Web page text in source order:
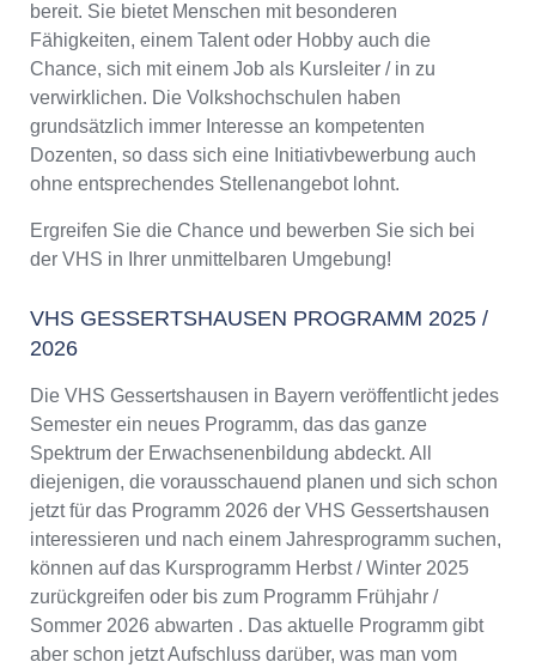
bereit. Sie bietet Menschen mit besonderen
Fähigkeiten, einem Talent oder Hobby auch die
Chance, sich mit einem Job als Kursleiter / in zu
verwirklichen. Die Volkshochschulen haben
grundsätzlich immer Interesse an kompetenten
Dozenten, so dass sich eine Initiativbewerbung auch
ohne entsprechendes Stellenangebot lohnt.
Ergreifen Sie die Chance und bewerben Sie sich bei
der VHS in Ihrer unmittelbaren Umgebung!
VHS GESSERTSHAUSEN PROGRAMM 2025 /
2026
Die VHS Gessertshausen in Bayern veröffentlicht jedes
Semester ein neues Programm, das das ganze
Spektrum der Erwachsenenbildung abdeckt. All
diejenigen, die vorausschauend planen und sich schon
jetzt für das Programm 2026 der VHS Gessertshausen
interessieren und nach einem Jahresprogramm suchen,
können auf das Kursprogramm Herbst / Winter 2025
zurückgreifen oder bis zum Programm Frühjahr /
Sommer 2026 abwarten . Das aktuelle Programm gibt
aber schon jetzt Aufschluss darüber, was man vom